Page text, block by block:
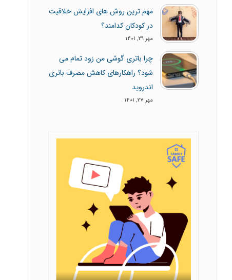
مهم ترین روش های افزایش خلاقیت
در کودکان کدامند؟
مهر 29, 1401
چرا باتری گوشی من زود تمام می
شود؟ راهکارهای کاهش مصرف باتری
اندروید
مهر 27, 1401